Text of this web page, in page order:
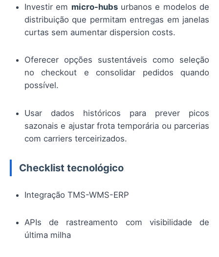
Investir em micro-hubsurbanos e modelos de
distribuição que permitam entregas em janelas
curtas sem aumentar dispersion costs.
Oferecer opções sustentáveis como seleção
no checkout e consolidar pedidos quando
possível.
Usar dados históricos para prever picos
sazonais e ajustar frota temporária ou parcerias
com carriers terceirizados.
Checklist tecnológico
Integração TMS-WMS-ERP
APIs de rastreamento com visibilidade de
última milha